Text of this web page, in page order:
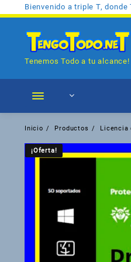
al
contenido
Bienvenido a triple T, donde
Tenemos Todo a tu alcance!
Inicio Productos Licencia
¡Oferta!
¡Oferta!